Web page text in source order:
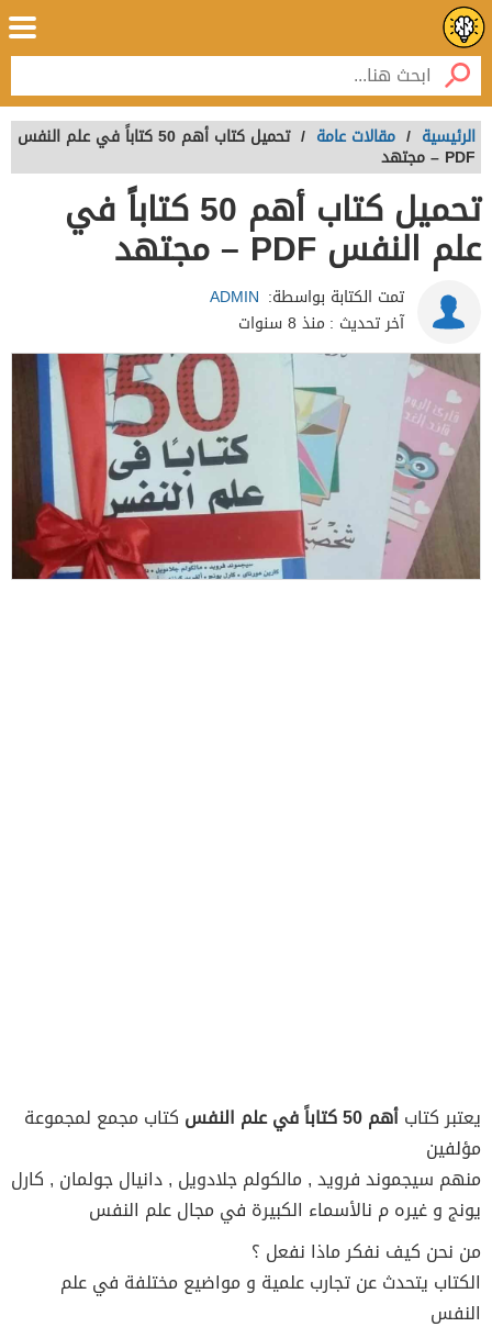
الرئيسية / مقالات عامة / تحميل كتاب أهم 50 كتاباً في علم النفس
PDF – مجتهد
تحميل كتاب أهم 50 كتاباً في
علم النفس PDF – مجتهد
تمت الكتابة بواسطة: ADMIN
آخر تحديث : منذ 8 سنوات
يعتبر كتابأهم 50 كتاباً في علم النفس
كتاب مجمع لمجموعة
مؤلفين
منهم سيجموند فرويد , مالكولم جلادويل , دانيال جولمان , كارل
يونج و غيره م نالأسماء الكبيرة في مجال علم النفس
من نحن كيف نفكر ماذا نفعل ؟
الكتاب يتحدث عن تجارب علمية و مواضيع مختلفة في علم
النفس